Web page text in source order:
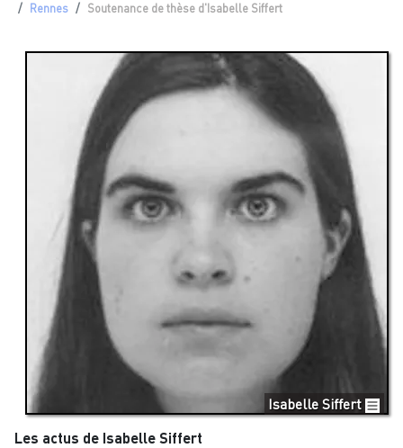
Rennes
Soutenance de thèse d'Isabelle Siffert
Isabelle Siffert
Les actus de Isabelle Siffert